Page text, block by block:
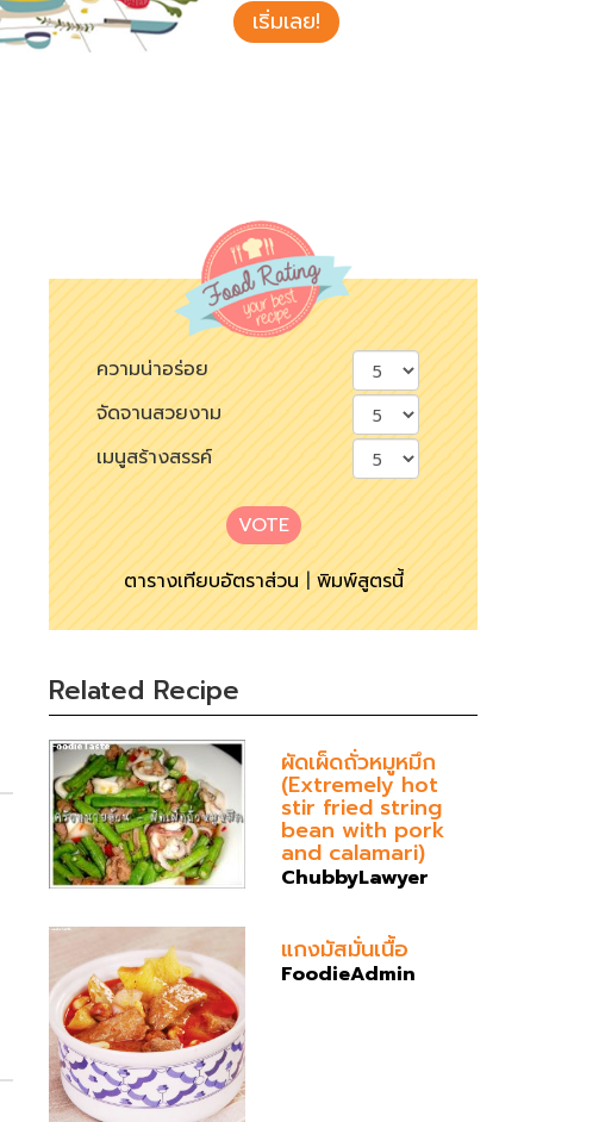
เริ่มเลย!
ความน่าอร่อย
จัดจานสวยงาม
เมนูสร้างสรรค์
VOTE
ตารางเทียบอัตราส่วน|พิมพ์สูตรนี้
Related Recipe
ผัดเผ็ดถั่วหมูหมึก
(Extremely hot
stir fried string
bean with pork
and calamari)
ChubbyLawyer
แกงมัสมั่นเนื้อ
FoodieAdmin